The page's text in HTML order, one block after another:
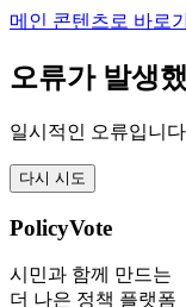
메인 콘텐츠로 바로
오류가 발생
일시적인 오류입니
다시 시도
PolicyVote
시민과 함께 만드는
더 나은 정책 플랫폼